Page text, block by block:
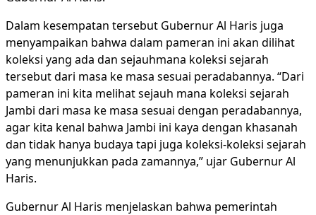
Dalam kesempatan tersebut Gubernur Al Haris juga
menyampaikan bahwa dalam pameran ini akan dilihat
koleksi yang ada dan sejauhmana koleksi sejarah
tersebut dari masa ke masa sesuai peradabannya. “Dari
pameran ini kita melihat sejauh mana koleksi sejarah
Jambi dari masa ke masa sesuai dengan peradabannya,
agar kita kenal bahwa Jambi ini kaya dengan khasanah
dan tidak hanya budaya tapi juga koleksi-koleksi sejarah
yang menunjukkan pada zamannya,” ujar Gubernur Al
Haris.
Gubernur Al Haris menjelaskan bahwa pemerintah